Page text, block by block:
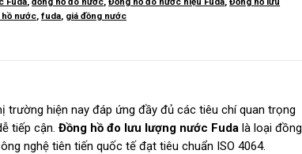
hồ nước,fuda, giá đồng nước
trường hiện nay đáp ứng đầy đủ các tiêu chí quan trọng
tiếp cận. Đồng hồ đo lưu lượng nước Fuda là loại đồng
nghệ tiên tiến quốc tế đạt tiêu chuẩn ISO 4064.